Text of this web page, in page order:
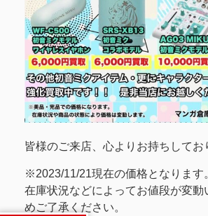
皆様のご来店、心よりお持ちしてお
※2023/11/21現在の価格となります。
在庫状況などによってお値段が変動
めご了承ください。